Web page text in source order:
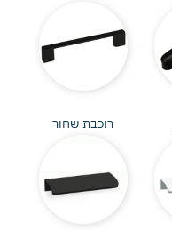
רוכבת שחור